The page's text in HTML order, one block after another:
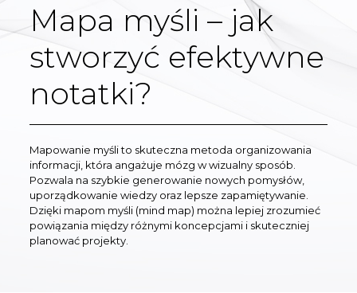
Mapa myśli – jak
stworzyć efektywne
notatki?
Mapowanie myśli to skuteczna metoda organizowania
informacji, która angażuje mózg w wizualny sposób.
Pozwala na szybkie generowanie nowych pomysłów,
uporządkowanie wiedzy oraz lepsze zapamiętywanie.
Dzięki mapom myśli (mind map) można lepiej zrozumieć
powiązania między różnymi koncepcjami i skuteczniej
planować projekty.